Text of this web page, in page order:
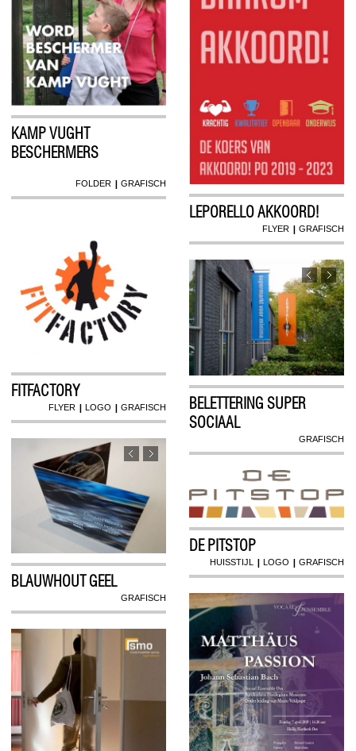
KAMP VUGHT
BESCHERMERS
FOLDER | GRAFISCH
LEPORELLO AKKOORD!
FLYER | GRAFISCH
FITFACTORY
FLYER | LOGO | GRAFISCH
BELETTERING SUPER
SOCIAAL
GRAFISCH
BLAUWHOUT GEEL
GRAFISCH
DE PITSTOP
HUISSTIJL | LOGO | GRAFISCH